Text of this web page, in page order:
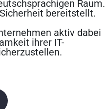
Raum.
bereitstellt.
aktiv dabei
ihrer IT-